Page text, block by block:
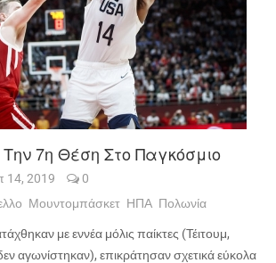
7η Θέση Στο Παγκόσμιο
14, 2019
0
Μουντομπάσκετ ΗΠΑ Πολωνία
με εννέα μόλις παίκτες (Τέιτουμ,
αγωνίστηκαν), επικράτησαν σχετικά εύκολα